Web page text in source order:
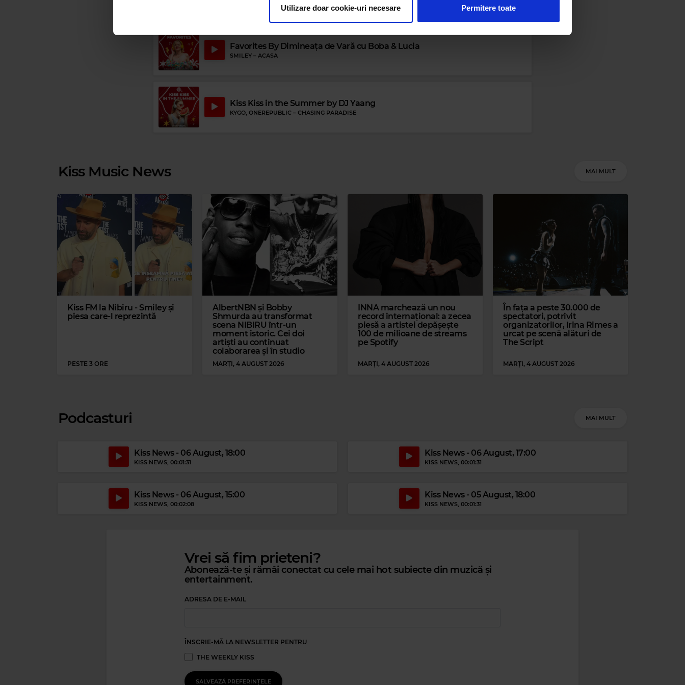
care folosiți site-ul nostru. Aceștia le pot combina cu alte informații oferite de dvs. sau culese în urma folosirii serviciilor
Utilizare doar cookie-uri necesare Permitere toate
STEVIE RAY VAUGHAN–AIN'T GONE 'N' GIVE UP ON LOVE
Magic Party Mix
MAGIC PARTY MIX
Magic Relax
ROGER BECK DO IT (REMIX)
Magic 80s Hits
CLUB NOUVEAU LEAN ON ME
Magic 90s Hits
BLUE (DA BA DEE)
Favorites By Dimineața de Vară cu Boba & Lucia
SMILEY – ACASA
Kiss Kiss in the Summer by DJ Yaang
KYGO, ONEREPUBLIC – CHASING PARADISE
Kiss Music News MAI MULT
Kiss FM la Nibiru - Smiley și
piesa care-l reprezintă
PESTE 3 ORE
AlbertNBN și Bobby
Shmurda au transformat
scena NIBIRU într-un
moment istoric. Cei doi
artiști au continuat
colaborarea și în studio
MARȚI, 4 AUGUST 2026
INNA marchează un nou
record internațional: a zecea
piesă a artistei depășește
100 de milioane de streams
pe Spotify
MARȚI, 4 AUGUST 2026
În fața a peste 30.000 de
spectatori, potrivit
organizatorilor, Irina Rimes a
urcat pe scenă alături de
The Script
MARȚI, 4 AUGUST 2026
Podcasturi MAI MULT
Kiss News - 06 August, 18:00
KISS NEWS , 00:01:31
Kiss News - 06 August, 17:00
KISS NEWS , 00:01:31
Kiss News - 06 August, 15:00
KISS NEWS , 00:02:08
Kiss News - 05 August, 18:00
KISS NEWS , 00:01:31
Vrei să fim prieteni?
Abonează-te și rămâi conectat cu cele mai hot subiecte din muzică și
entertainment.
ADRESA DE E-MAIL
ÎNSCRIE-MĂ LA NEWSLETTER PENTRU
THE WEEKLY KISS
SALVEAZĂ PREFERINȚELE